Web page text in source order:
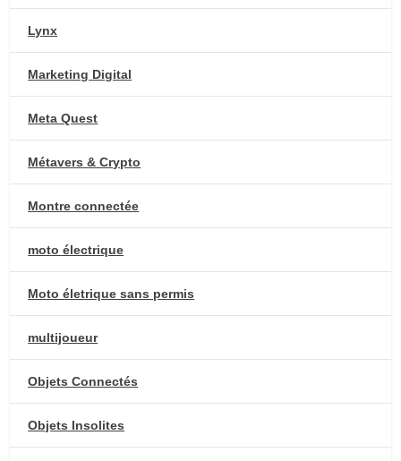
Lynx
Marketing Digital
Meta Quest
Métavers & Crypto
Montre connectée
moto électrique
Moto életrique sans permis
multijoueur
Objets Connectés
Objets Insolites